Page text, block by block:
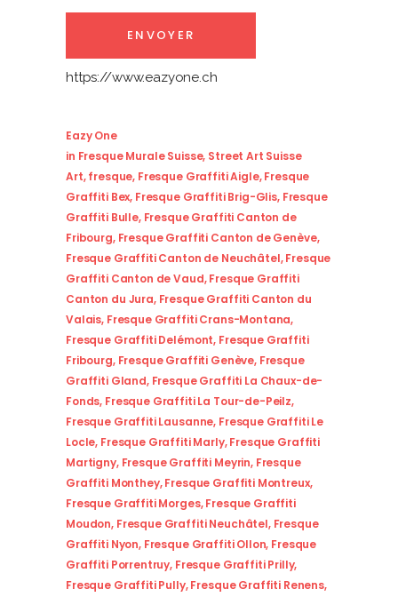
https://www.eazyone.ch
Eazy One
in Fresque Murale Suisse, Street Art Suisse
Art,fresque, Fresque Graffiti Aigle,Fresque
Graffiti Bex, Fresque Graffiti Brig-Glis, Fresque
Graffiti Bulle, Fresque Graffiti Canton de
Fribourg, Fresque Graffiti Canton de Genève,
Fresque Graffiti Canton de Neuchâtel,Fresque
Graffiti Canton de Vaud,Fresque Graffiti
Canton du Jura, Fresque Graffiti Canton du
Valais, Fresque Graffiti Crans-Montana,
Fresque Graffiti Delémont, Fresque Graffiti
Fribourg, Fresque Graffiti Genève, Fresque
Graffiti Gland, Fresque Graffiti La Chaux-de-
Fonds, Fresque Graffiti La Tour-de-Peilz,
Fresque Graffiti Lausanne, Fresque Graffiti Le
Locle, Fresque Graffiti Marly,Fresque Graffiti
Martigny, Fresque Graffiti Meyrin, Fresque
Graffiti Monthey,Fresque Graffiti Montreux,
Fresque Graffiti Morges,Fresque Graffiti
Moudon, Fresque Graffiti Neuchâtel, Fresque
Graffiti Nyon, Fresque Graffiti Ollon, Fresque
Graffiti Porrentruy, Fresque Graffiti Prilly,
Fresque Graffiti Pully,Fresque Graffiti Renens,